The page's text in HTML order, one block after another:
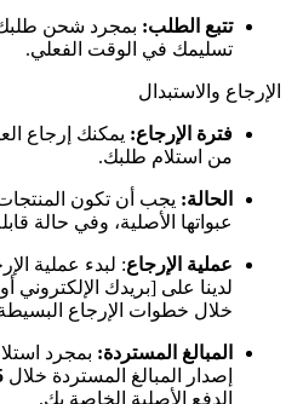
تتبع الطلب: بمجرد شحن
تسليمك في الوقت الفعلي.
الإرجاع والاستبدال
فترة الإرجاع: يمكنك إرجاع
من استلام طلبك.
الحالة: يجب أن تكون
عبواتها الأصلية، وفي حالة
عملية الإرجاع: لبدء عملية
لدينا على [بريدك
خلال خطوات الإرجاع
المبالغ المستردة: بمجرد
إصدار المبالغ المستردة خلال 5
الدفع الأصلية الخاصة بك.